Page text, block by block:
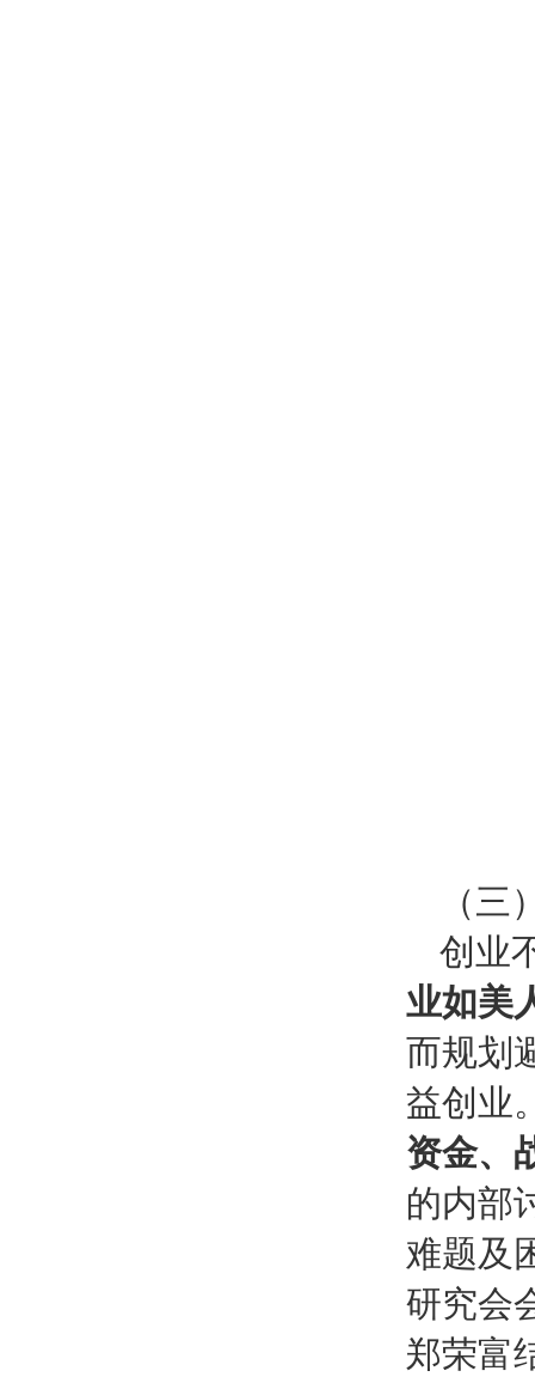
（三
创业
业如美
而规划
益创业
资金、
的内部
难题及
研究会
郑荣富